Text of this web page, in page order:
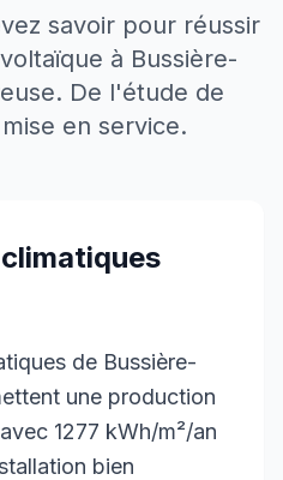
savoir pour réussir
à Bussière-
. De l'étude de
en service.
de Bussière-
une production
1277 kWh/m²/an
bien